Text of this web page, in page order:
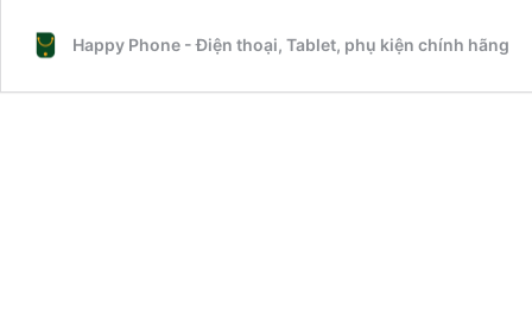
Happy Phone - Điện thoại, Tablet, phụ kiện chính hãng